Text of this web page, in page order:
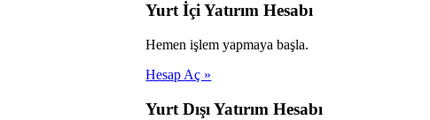
Yurt İçi Yatırım Hesabı
Hemen işlem yapmaya başla.
Hesap Aç »
Yurt Dışı Yatırım Hesabı